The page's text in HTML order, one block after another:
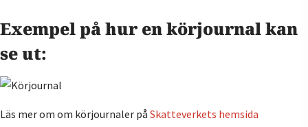
Exempel på hur en körjournal kan
se ut:
Läs mer om om körjournaler på Skatteverkets hemsida